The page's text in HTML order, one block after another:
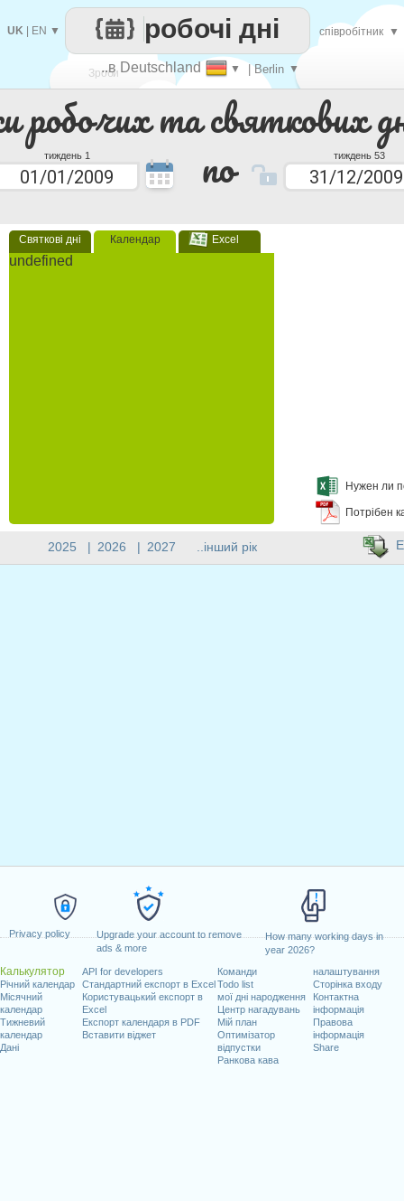
Privacy policy
Upgrade your account to remove
ads & more
How many working days in
year 2026?
Калькулятор
Річний календар
Місячний
календар
Тижневий
календар
Дані
API for developers
Стандартний експорт в Excel
Користувацький експорт в
Excel
Експорт календаря в PDF
Вставити віджет
Команди
Todo list
мої дні народження
Центр нагадувань
Мій план
Оптимізатор
відпустки
Ранкова кава
налаштування
Сторінка входу
Контактна
інформація
Правова
інформація
Share
робочих та святкових
тиждень 1 по тиждень 53
Святкові дні Календар Excel
undefined
Нужен ли
Потрібен
Зроби
кожен
..в Deutschland ▼ | Berlin ▼
робочі дні
UK EN ▼ співробітник ▼
2025 | 2026 | 2027 ..інший рік